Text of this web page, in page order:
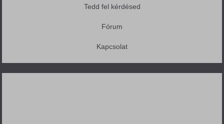
Tedd fel kérdésed
Fórum
Kapcsolat